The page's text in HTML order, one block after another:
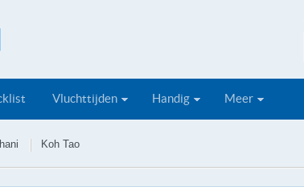
Vluchttijden Handig Meer
Koh Tao